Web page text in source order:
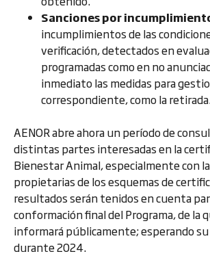
Sanciones por
incumplimientos de las
verificación, detectados en
programadas como en no
inmediato las medidas para
correspondiente, como la
AENOR abre ahora un período de
distintas partes interesadas en la
Bienestar Animal, especialmente con
propietarias de los esquemas de
resultados serán tenidos en cuenta
conformación final del Programa, de la
informará públicamente; esperando
durante 2024.